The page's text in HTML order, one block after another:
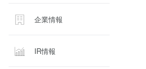
企業情報
IR情報